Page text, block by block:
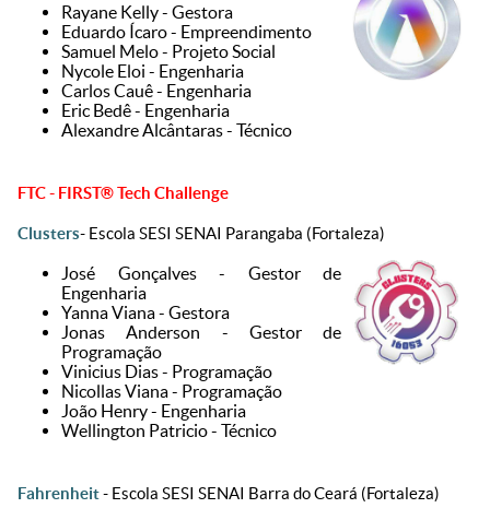
Rayane Kelly - Gestora
Eduardo Ícaro - Empreendimento
Samuel Melo - Projeto Social
Nycole Eloi - Engenharia
Carlos Cauê - Engenharia
Eric Bedê - Engenharia
Alexandre Alcântaras - Técnico
FTC - FIRST® Tech Challenge
Clusters- Escola SESI SENAI Parangaba (Fortaleza)
José Gonçalves - Gestor de
Engenharia
Yanna Viana - Gestora
Jonas Anderson - Gestor de
Programação
Vinicius Dias - Programação
Nicollas Viana - Programação
João Henry - Engenharia
Wellington Patricio - Técnico
Fahrenheit- Escola SESI SENAI Barra do Ceará (Fortaleza)